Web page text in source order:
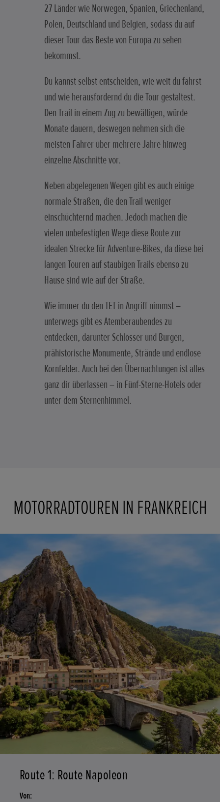
27 Länder wie Norwegen, Spanien, Griechenland,
Polen, Deutschland und Belgien, sodass du auf
dieser Tour das Beste von Europa zu sehen
bekommst.
Du kannst selbst entscheiden, wie weit du fährst
und wie herausfordernd du die Tour gestaltest.
Den Trail in einem Zug zu bewältigen, würde
Monate dauern, deswegen nehmen sich die
meisten Fahrer über mehrere Jahre hinweg
einzelne Abschnitte vor.
Neben abgelegenen Wegen gibt es auch einige
normale Straßen, die den Trail weniger
einschüchternd machen. Jedoch machen die
vielen unbefestigten Wege diese Route zur
idealen Strecke für Adventure-Bikes, da diese bei
langen Touren auf staubigen Trails ebenso zu
Hause sind wie auf der Straße.
Wie immer du den TET in Angriff nimmst –
unterwegs gibt es Atemberaubendes zu
entdecken, darunter Schlösser und Burgen,
prähistorische Monumente, Strände und endlose
Kornfelder. Auch bei den Übernachtungen ist alles
ganz dir überlassen – in Fünf-Sterne-Hotels oder
unter dem Sternenhimmel.
MOTORRADTOUREN IN FRANKREICH
Route 1: Route Napoleon
Von: